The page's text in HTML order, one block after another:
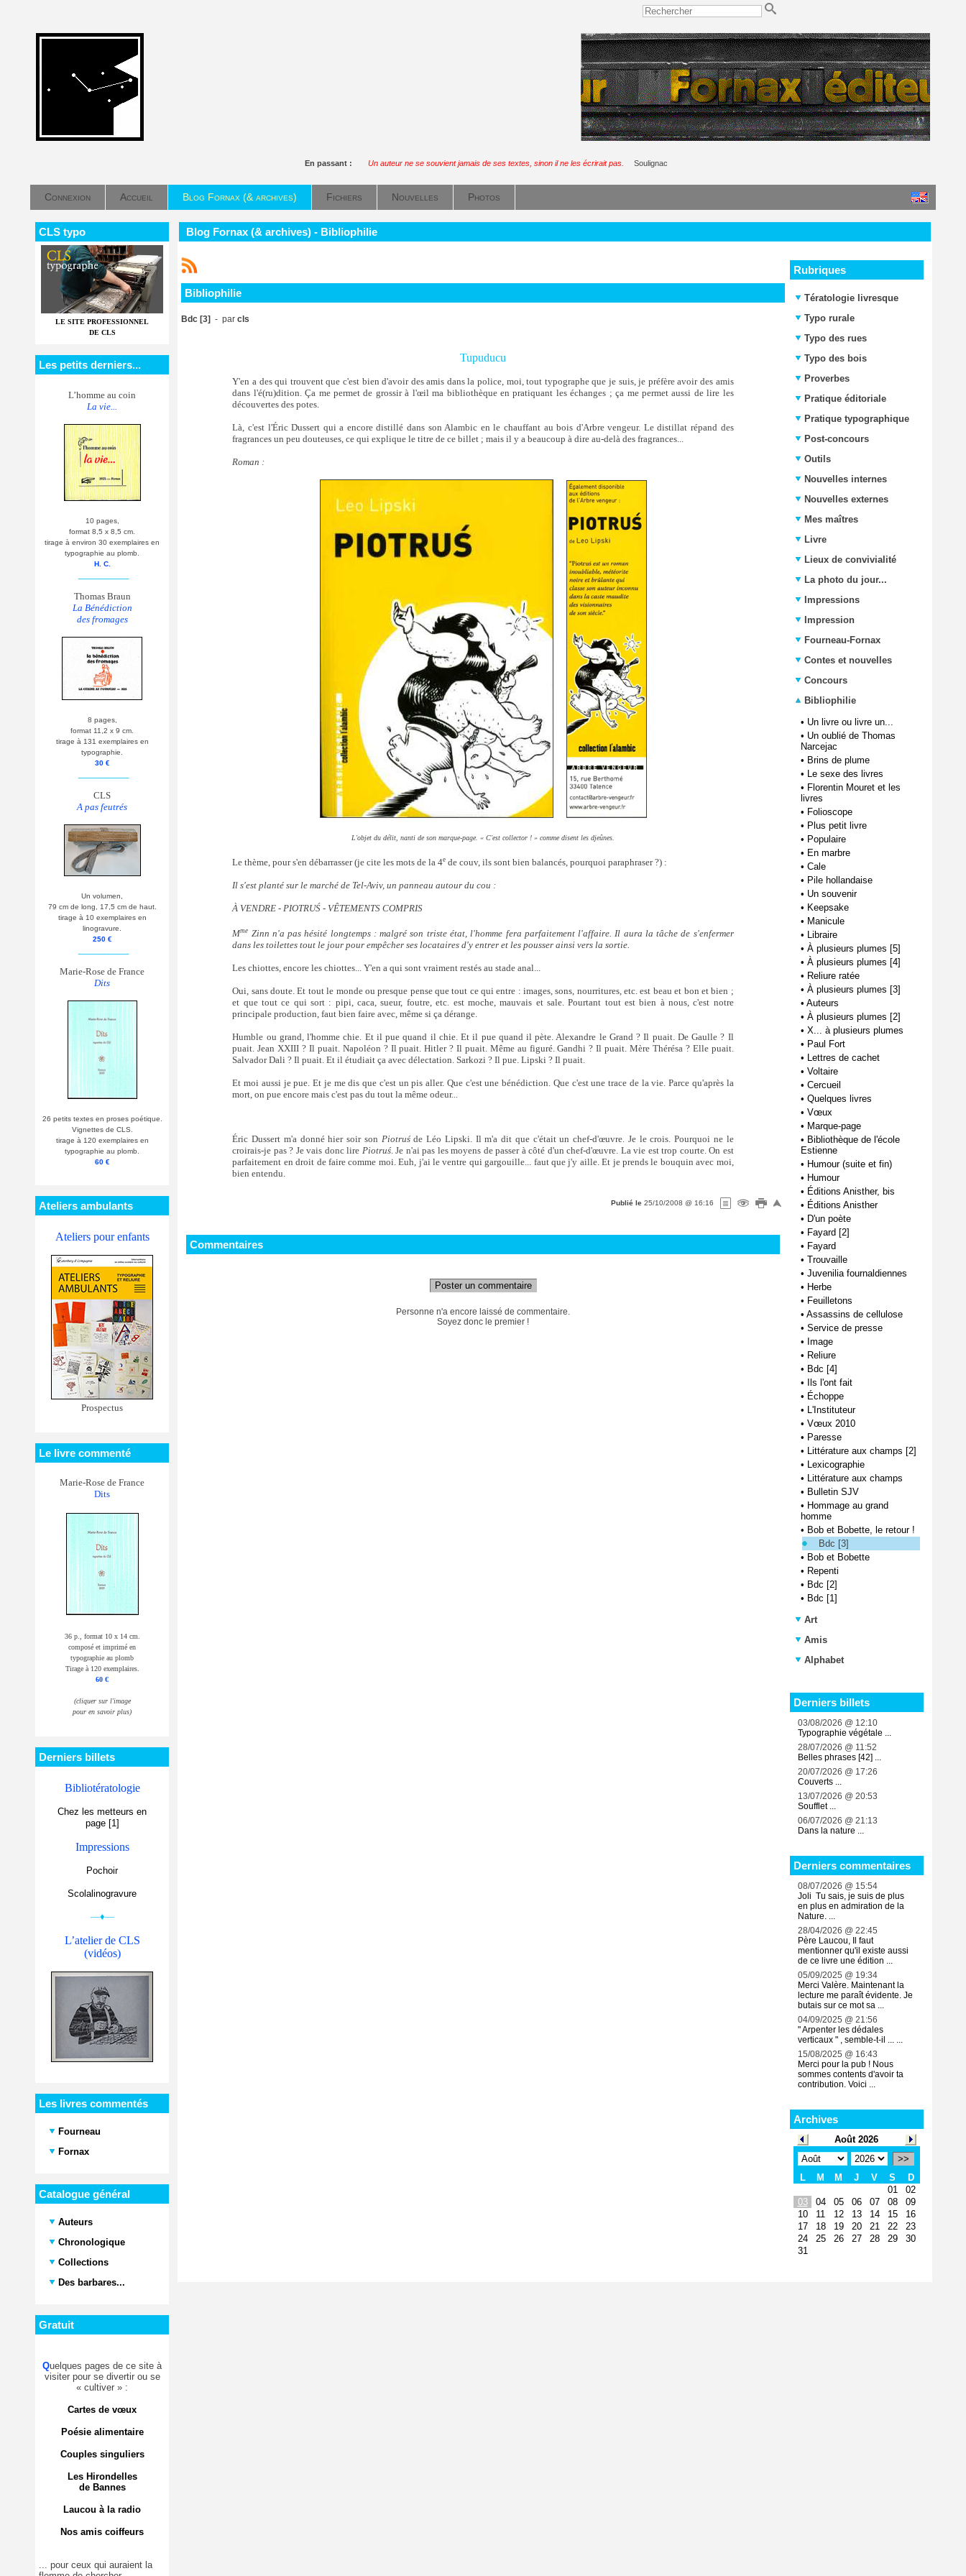
En passant : Un auteur ne se souvient jamais de ses textes, sinon il ne les écrirait pas. Soulignac
Connexion Accueil Blog Fornax (& archives) Fichiers Nouvelles Photos
CLS typo
LE SITE PROFESSIONNEL
DE CLS
Les petits derniers...
L’homme au coin
La vie...
10 pages,
format 8,5 x 8,5 cm.
tirage à environ 30 exemplaires en
typographie au plomb.
H. C.
Thomas Braun
La Bénédiction
des fromages
8 pages,
format 11,2 x 9 cm.
tirage à 131 exemplaires en
typographie.
30 €
CLS
A pas feutrés
Un volumen,
79 cm de long, 17,5 cm de haut.
tirage à 10 exemplaires en
linogravure.
250 €
Marie-Rose de France
Dits
26 petits textes en proses poétique.
Vignettes de CLS.
tirage à 120 exemplaires en
typographie au plomb.
60 €
Ateliers ambulants
Ateliers pour enfants
Prospectus
Le livre commenté
Marie-Rose de France
Dits
36 p., format 10 x 14 cm.
composé et imprimé en
typographie au plomb
Tirage à 120 exemplaires.
60 €
(cliquer sur l'image
pour en savoir plus)
Derniers billets
Bibliotératologie
Chez les metteurs en
page [1]
Impressions
Pochoir
Scolalinogravure
—♦—
L’atelier de CLS
(vidéos)
Les livres commentés
Fourneau
Fornax
Catalogue général
Auteurs
Chronologique
Collections
Des barbares...
Gratuit
Quelques pages de ce site à
visiter pour se divertir ou se
« cultiver » :
Cartes de vœux
Poésie alimentaire
Couples singuliers
Les Hirondelles
de Bannes
Laucou à la radio
Nos amis coiffeurs
... pour ceux qui auraient la
Blog Fornax (& archives) - Bibliophilie
Bibliophilie
Bdc [3] - par cls
Tupuducu
Y'en a des qui trouvent que c'est bien d'avoir des amis dans la police, moi, tout typographe que je suis, je préfère avoir des amis
dans l'é(ru)dition. Ça me permet de grossir à l'œil ma bibliothèque en pratiquant les échanges ; ça me permet aussi de lire les
découvertes des potes.
Là, c'est l'Éric Dussert qui a encore distillé dans son Alambic en le chauffant au bois d'Arbre vengeur. Le distillat répand des
fragrances un peu douteuses, ce qui explique le titre de ce billet ; mais il y a beaucoup à dire au-delà des fragrances...
Roman :
L'objet du délit, nanti de son marque-page. « C'est collector ! » comme disent les djeûnes.
Le thème, pour s'en débarrasser (je cite les mots de la 4e de couv, ils sont bien balancés, pourquoi paraphraser ?) :
Il s'est planté sur le marché de Tel-Aviv, un panneau autour du cou :
À VENDRE - PIOTRUŚ - VÊTEMENTS COMPRIS
Mme Zinn n'a pas hésité longtemps : malgré son triste état, l'homme fera parfaitement l'affaire. Il aura la tâche de s'enfermer
dans les toilettes tout le jour pour empêcher ses locataires d'y entrer et les pousser ainsi vers la sortie.
Les chiottes, encore les chiottes... Y'en a qui sont vraiment restés au stade anal...
Oui, sans doute. Et tout le monde ou presque pense que tout ce qui entre : images, sons, nourritures, etc. est beau et bon et bien ;
et que tout ce qui sort : pipi, caca, sueur, foutre, etc. est moche, mauvais et sale. Pourtant tout est bien à nous, c'est notre
principale production, faut bien faire avec, même si ça dérange.
Humble ou grand, l'homme chie. Et il pue quand il chie. Et il pue quand il pète. Alexandre le Grand ? Il puait. De Gaulle ? Il
puait. Jean XXIII ? Il puait. Napoléon ? Il puait. Hitler ? Il puait. Même au figuré. Gandhi ? Il puait. Mère Thérésa ? Elle puait.
Salvador Dali ? Il puait. Et il étudiait ça avec délectation. Sarkozi ? Il pue. Lipski ? Il puait.
Et moi aussi je pue. Et je me dis que c'est un pis aller. Que c'est une bénédiction. Que c'est une trace de la vie. Parce qu'après la
mort, on pue encore mais c'est pas du tout la même odeur...
Éric Dussert m'a donné hier soir son Piotruśde Léo Lipski. Il m'a dit que c'était un chef-d'œuvre. Je le crois. Pourquoi ne le
croirais-je pas ? Je vais donc lire Piotruś. Je n'ai pas les moyens de passer à côté d'un chef-d'œuvre. La vie est trop courte. On est
parfaitement en droit de faire comme moi. Euh, j'ai le ventre qui gargouille... faut que j'y aille. Et je prends le bouquin avec moi,
bien entendu.
Publié le 25/10/2008 @ 16:16
Commentaires
Poster un commentaire
Personne n'a encore laissé de commentaire.
Soyez donc le premier !
Rubriques
Tératologie livresque
Typo rurale
Typo des rues
Typo des bois
Proverbes
Pratique éditoriale
Pratique typographique
Post-concours
Outils
Nouvelles internes
Nouvelles externes
Mes maîtres
Livre
Lieux de convivialité
La photo du jour...
Impressions
Impression
Fourneau-Fornax
Contes et nouvelles
Concours
Bibliophilie
• Un livre ou livre un...
• Un oublié de Thomas
Narcejac
• Brins de plume
• Le sexe des livres
• Florentin Mouret et les
livres
• Folioscope
• Plus petit livre
• Populaire
• En marbre
• Cale
• Pile hollandaise
• Un souvenir
• Keepsake
• Manicule
• Libraire
• À plusieurs plumes [5]
• À plusieurs plumes [4]
• Reliure ratée
• À plusieurs plumes [3]
• Auteurs
• À plusieurs plumes [2]
• X... à plusieurs plumes
• Paul Fort
• Lettres de cachet
• Voltaire
• Cercueil
• Quelques livres
• Vœux
• Marque-page
• Bibliothèque de l'école
Estienne
• Humour (suite et fin)
• Humour
• Éditions Anisther, bis
• Éditions Anisther
• D'un poète
• Fayard [2]
• Fayard
• Trouvaille
• Juvenilia fournaldiennes
• Herbe
• Feuilletons
• Assassins de cellulose
• Service de presse
• Image
• Reliure
• Bdc [4]
•
Ils l'ont fait
• Échoppe
• L'Instituteur
• Vœux 2010
• Paresse
• Littérature aux champs [2]
• Lexicographie
• Littérature aux champs
• Bulletin SJV
• Hommage au grand
homme
• Bob et Bobette, le retour !
Bdc [3]
• Bob et Bobette
• Repenti
• Bdc [2]
• Bdc [1]
Art
Amis
Alphabet
Derniers billets
03/08/2026 @ 12:10
Typographie végétale ...
28/07/2026 @ 11:52
Belles phrases [42] ...
20/07/2026 @ 17:26
Couverts ...
13/07/2026 @ 20:53
Soufflet ...
06/07/2026 @ 21:13
Dans la nature ...
Derniers commentaires
08/07/2026 @ 15:54
Joli Tu sais, je suis de plus
en plus en admiration de la
Nature. ...
28/04/2026 @ 22:45
Père Laucou, Il faut
mentionner qu'il existe aussi
de ce livre une édition ...
05/09/2025 @ 19:34
Merci Valère. Maintenant la
lecture me paraît évidente. Je
butais sur ce mot sa ...
04/09/2025 @ 21:56
" Arpenter les dédales
verticaux " , semble-t-il ... ...
15/08/2025 @ 16:43
Merci pour la pub ! Nous
sommes contents d'avoir ta
contribution. Voici ...
Archives
Août 2026
>>
L
M M J V S
D
01
02
03
04 05 06 07 08
09
10
11 12 13 14 15
16
17
18 19 20 21 22
23
24
25 26 27 28 29
30
31